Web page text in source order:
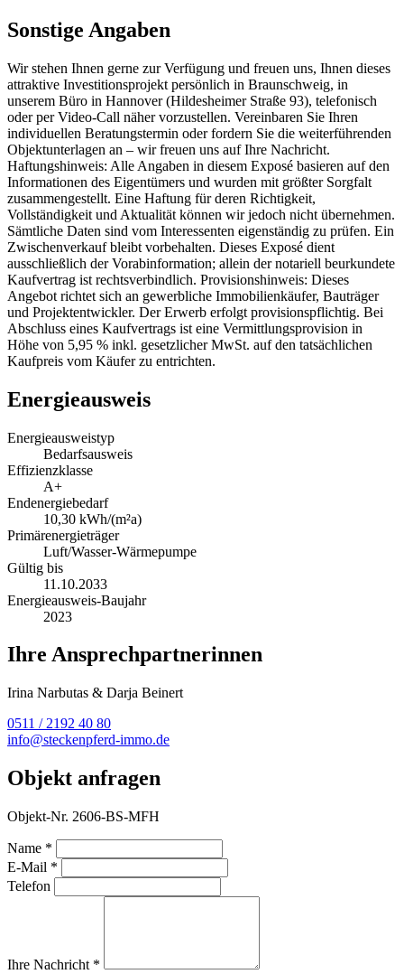
Sonstige Angaben
Wir stehen Ihnen gerne zur Verfügung und freuen uns, Ihnen dieses
attraktive Investitionsprojekt persönlich in Braunschweig, in
unserem Büro in Hannover (Hildesheimer Straße 93), telefonisch
oder per Video-Call näher vorzustellen. Vereinbaren Sie Ihren
individuellen Beratungstermin oder fordern Sie die weiterführenden
Objektunterlagen an – wir freuen uns auf Ihre Nachricht.
Haftungshinweis: Alle Angaben in diesem Exposé basieren auf den
Informationen des Eigentümers und wurden mit größter Sorgfalt
zusammengestellt. Eine Haftung für deren Richtigkeit,
Vollständigkeit und Aktualität können wir jedoch nicht übernehmen.
Sämtliche Daten sind vom Interessenten eigenständig zu prüfen. Ein
Zwischenverkauf bleibt vorbehalten. Dieses Exposé dient
ausschließlich der Vorabinformation; allein der notariell beurkundete
Kaufvertrag ist rechtsverbindlich. Provisionshinweis: Dieses
Angebot richtet sich an gewerbliche Immobilienkäufer, Bauträger
und Projektentwickler. Der Erwerb erfolgt provisionspflichtig. Bei
Abschluss eines Kaufvertrags ist eine Vermittlungsprovision in
Höhe von 5,95 % inkl. gesetzlicher MwSt. auf den tatsächlichen
Kaufpreis vom Käufer zu entrichten.
Energieausweis
Energieausweistyp
Bedarfsausweis
Effizienzklasse
A+
Endenergiebedarf
10,30 kWh/(m²a)
Primärenergieträger
Luft/Wasser-Wärmepumpe
Gültig bis
11.10.2033
Energieausweis-Baujahr
2023
Ihre Ansprechpartnerinnen
Irina Narbutas & Darja Beinert
0511 / 2192 40 80
info@steckenpferd-immo.de
Objekt anfragen
Objekt-Nr. 2606-BS-MFH
Name *
E-Mail *
Telefon
Ihre Nachricht *